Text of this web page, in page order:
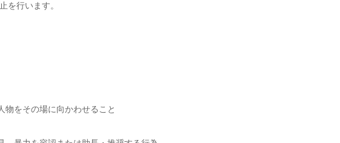
を行います。
物をその場に向かわせること